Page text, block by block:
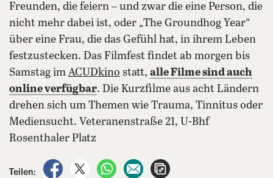
Freunden, die feiern – und zwar die eine Person, die
nicht mehr dabei ist, oder „The Groundhog Year“
über eine Frau, die das Gefühl hat, in ihrem Leben
festzustecken. Das Filmfest findet ab morgen bis
Samstag im ACUDkino statt, alle Filme sind auch
online verfügbar. Die Kurzfilme aus acht Ländern
drehen sich um Themen wie Trauma, Tinnitus oder
Mediensucht. Veteranenstraße 21, U-Bhf
Rosenthaler Platz
Teilen:
auf Facebook teilen
auf X teilenper WhatsApp teilen
per E-Mail teilen